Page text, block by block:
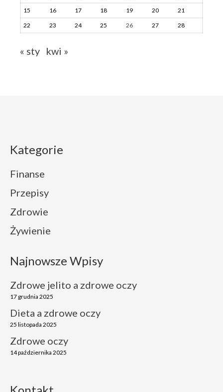
15
16 17 18 19 20
21
22
23 24 25 26 27 28
« sty kwi »
Kategorie
Finanse
Przepisy
Zdrowie
Żywienie
Najnowsze Wpisy
Zdrowe jelito a zdrowe oczy
17 grudnia 2025
Dieta a zdrowe oczy
25 listopada 2025
Zdrowe oczy
14 października 2025